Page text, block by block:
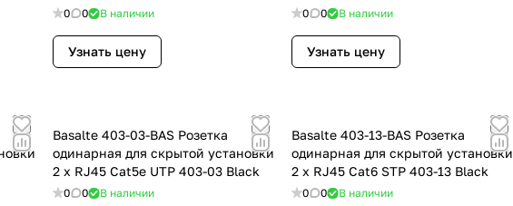
White
0 0 В наличии
Узнать цену
White
0 0 В наличии
Узнать цену
Basalte 403-03-BAS Розетка
одинарная для скрытой установки
2 x RJ45 Cat5e UTP 403-03 Black
0 0 В наличии
Basalte 403-13-BAS Розетка
одинарная для скрытой установки
2 x RJ45 Cat6 STP 403-13 Black
0 0 В наличии